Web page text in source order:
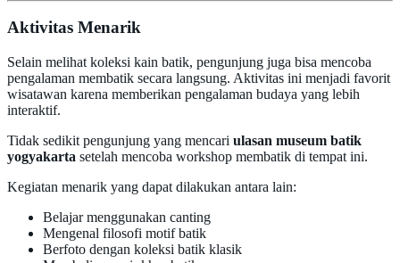
Aktivitas Menarik
Selain melihat koleksi kain batik, pengunjung juga bisa mencoba
pengalaman membatik secara langsung. Aktivitas ini menjadi favorit
wisatawan karena memberikan pengalaman budaya yang lebih
interaktif.
Tidak sedikit pengunjung yang mencari ulasan museum batik
yogyakarta setelah mencoba workshop membatik di tempat ini.
Kegiatan menarik yang dapat dilakukan antara lain:
Belajar menggunakan canting
Mengenal filosofi motif batik
Berfoto dengan koleksi batik klasik